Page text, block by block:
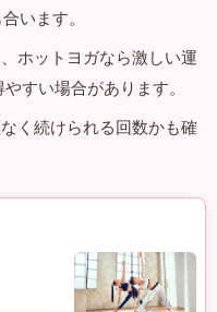
います。
ホットヨガなら激しい運
やすい場合があります。
く続けられる回数かも確